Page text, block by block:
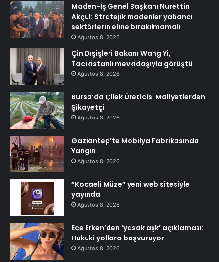
Maden-İş Genel Başkanı Nurettin
Akçul: Stratejik madenler yabancı
sektörlerin eline bırakılmamalı
Ağustos 8, 2026
Çin Dışişleri Bakanı Wang Yi,
Tacikistanlı mevkidaşıyla görüştü
Ağustos 8, 2026
Bursa’da Çilek Üreticisi Maliyetlerden
Şikayetçi
Ağustos 8, 2026
Gaziantep’te Mobilya Fabrikasında
Yangın
Ağustos 8, 2026
“Kocaeli Müze” yeni web sitesiyle
yayında
Ağustos 8, 2026
Ece Erken’den ‘yasak aşk’ açıklaması:
Hukuki yollara başvuruyor
Ağustos 8, 2026